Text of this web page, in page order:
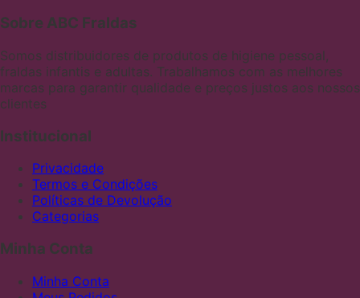
Sobre ABC Fraldas
Somos distribuidores de produtos de higiene pessoal,
fraldas infantis e adultas. Trabalhamos com as melhores
marcas para garantir qualidade e preços justos aos nossos
clientes
Institucional
Privacidade
Termos e Condições
Políticas de Devolução
Categorias
Minha Conta
Minha Conta